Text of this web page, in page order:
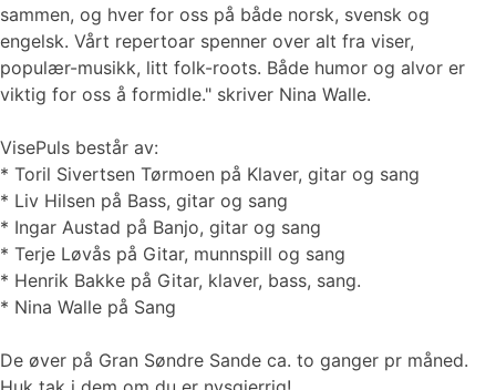
sammen, og hver for oss på både norsk, svensk og
engelsk. Vårt repertoar spenner over alt fra viser,
populær-musikk, litt folk-roots. Både humor og alvor er
viktig for oss å formidle." skriver Nina Walle.
VisePuls består av:
* Toril Sivertsen Tørmoen på Klaver, gitar og sang
* Liv Hilsen på Bass, gitar og sang
* Ingar Austad på Banjo, gitar og sang
* Terje Løvås på Gitar, munnspill og sang
* Henrik Bakke på Gitar, klaver, bass, sang.
* Nina Walle på Sang
De øver på Gran Søndre Sande ca. to ganger pr måned.